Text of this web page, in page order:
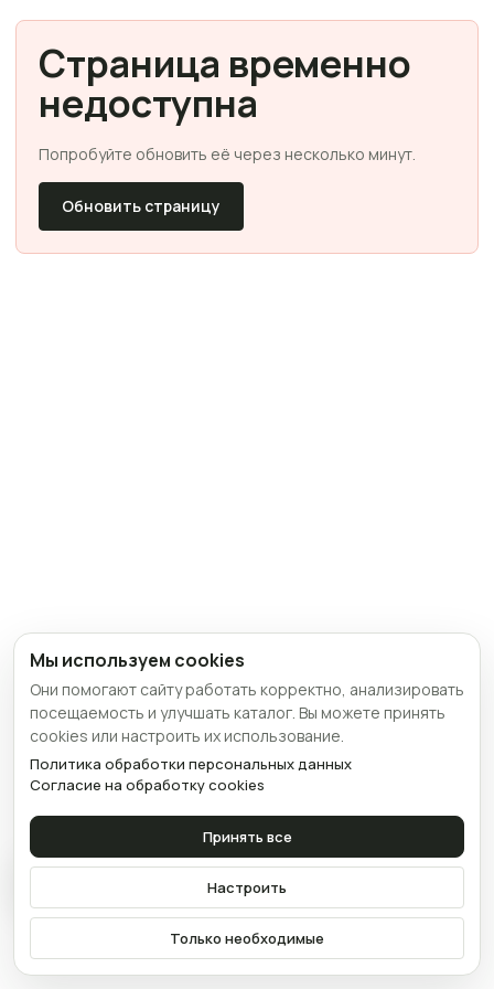
Страница временно
недоступна
Попробуйте обновить её через несколько минут.
Обновить страницу
Связаться
Мы используем cookies
Они помогают сайту работать корректно, анализировать
посещаемость и улучшать каталог. Вы можете принять
cookies или настроить их использование.
Политика обработки персональных данных
Согласие на обработку cookies
Принять все
Настроить
Только необходимые